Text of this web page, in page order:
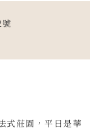
式莊園，平日是華